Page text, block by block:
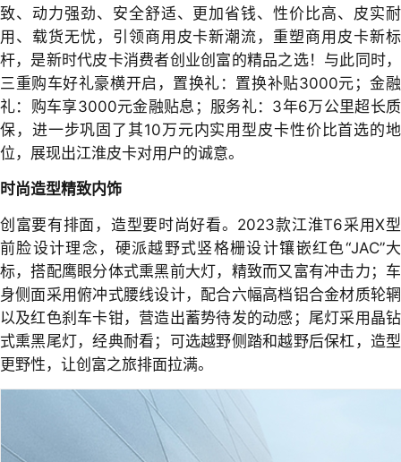
致、动力强劲、安全舒适、更加省钱、性价比高、皮实耐
用、载货无忧，引领商用皮卡新潮流，重塑商用皮卡新标
杆，是新时代皮卡消费者创业创富的精品之选！与此同时，
三重购车好礼豪横开启，置换礼：置换补贴3000元；金融
礼：购车享3000元金融贴息；服务礼：3年6万公里超长质
保，进一步巩固了其10万元内实用型皮卡性价比首选的地
位，展现出江淮皮卡对用户的诚意。
时尚造型精致内饰
创富要有排面，造型要时尚好看。2023款江淮T6采用X型
前脸设计理念，硬派越野式竖格栅设计镶嵌红色“JAC”大
标，搭配鹰眼分体式熏黑前大灯，精致而又富有冲击力；车
身侧面采用俯冲式腰线设计，配合六幅高档铝合金材质轮辋
以及红色刹车卡钳，营造出蓄势待发的动感；尾灯采用晶钻
式熏黑尾灯，经典耐看；可选越野侧踏和越野后保杠，造型
更野性，让创富之旅排面拉满。